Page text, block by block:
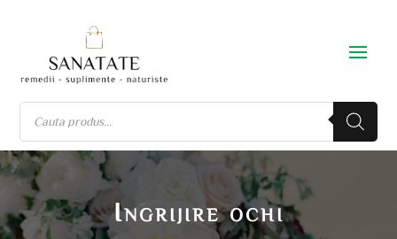
Ingrijire ochi